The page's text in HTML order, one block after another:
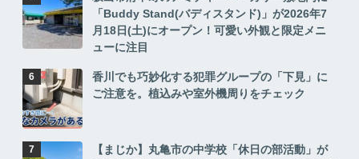
「Buddy Stand(バディスタンド)」が2026年7
月18日(土)にオープン！可愛い外観と限定メニ
ューに注目
香川でも巧妙化する犯罪グループの「下見」に
ご注意を。植込みや室外機周りをチェック
【まじか】丸亀市の中学校「休日の部活動」が